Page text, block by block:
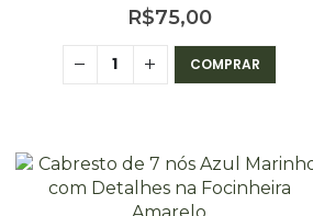
R$75,00
COMPRAR